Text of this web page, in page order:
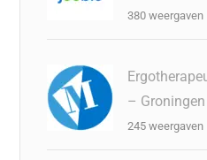
380 weergaven
– Groningen
245 weergaven